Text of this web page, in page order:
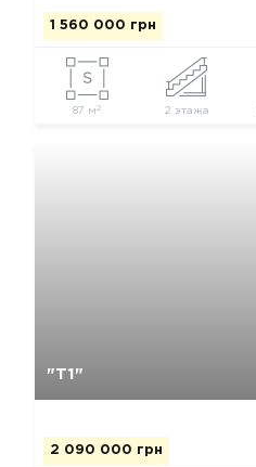
1 560 000 грн
87 м 2 2 этажа
"Т1"
2 090 000 грн